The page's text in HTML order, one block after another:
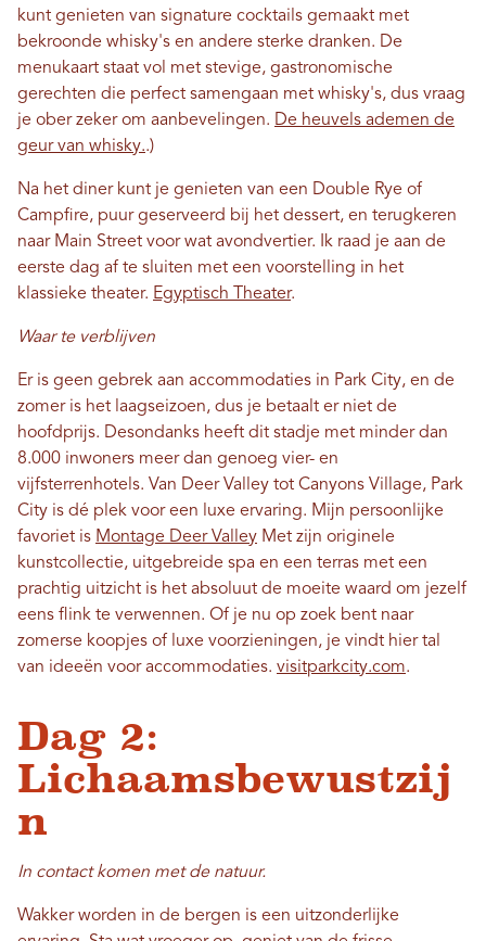
kunt genieten van signature cocktails gemaakt met
bekroonde whisky's en andere sterke dranken. De
menukaart staat vol met stevige, gastronomische
gerechten die perfect samengaan met whisky's, dus vraag
je ober zeker om aanbevelingen. De heuvels ademen de
geur van whisky..)
Na het diner kunt je genieten van een Double Rye of
Campfire, puur geserveerd bij het dessert, en terugkeren
naar Main Street voor wat avondvertier. Ik raad je aan de
eerste dag af te sluiten met een voorstelling in het
klassieke theater. Egyptisch Theater.
Waar te verblijven
Er is geen gebrek aan accommodaties in Park City, en de
zomer is het laagseizoen, dus je betaalt er niet de
hoofdprijs. Desondanks heeft dit stadje met minder dan
8.000 inwoners meer dan genoeg vier- en
vijfsterrenhotels. Van Deer Valley tot Canyons Village, Park
City is dé plek voor een luxe ervaring. Mijn persoonlijke
favoriet is Montage Deer Valley Met zijn originele
kunstcollectie, uitgebreide spa en een terras met een
prachtig uitzicht is het absoluut de moeite waard om jezelf
eens flink te verwennen. Of je nu op zoek bent naar
zomerse koopjes of luxe voorzieningen, je vindt hier tal
van ideeën voor accommodaties. visitparkcity.com.
Dag 2:
Lichaamsbewustzij
n
In contact komen met de natuur.
Wakker worden in de bergen is een uitzonderlijke